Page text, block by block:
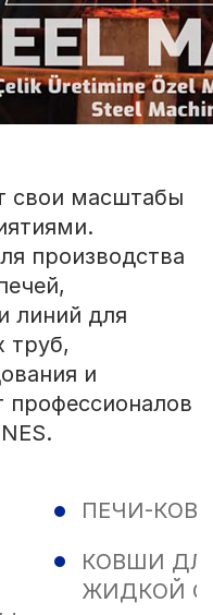
свои масштабы
производства
линий для
труб,
и
ПЕЧИ-
КОВШИ
ЖИДКОЙ